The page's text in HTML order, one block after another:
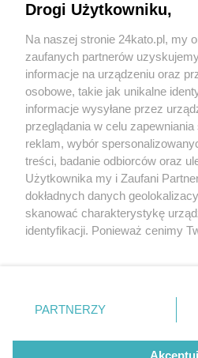
Katowice wyremontują 2
MOPS-u
2 / 3
Oficyna, czyli
przy ul. 11
Wydawca mediów lokalnych
Nie zapomnij
zapoznać się z:
polityką prywatności
Twojemiasto
Piekary Śląskie
Chorzów
Tarnowskie Góry
Gliwice
Drogi Użytkowniku,
Na naszej stronie 24kato.pl, my
zaufanych partnerów
informacje na urządzeniu oraz
osobowe, takie jak unikalne
informacje wysyłane przez
przeglądania w celu
reklam, wybór
treści, badanie odbiorców oraz
Użytkownika my i Zaufani
dokładnych danych
skanować charakterystykę
identyfikacji. Ponieważ cenimy
prywatności znajdujący się w
. Niektóre rodzaje
zgody użytkownika, ale masz
takiemu przetwarzaniu.
PARTNERZY